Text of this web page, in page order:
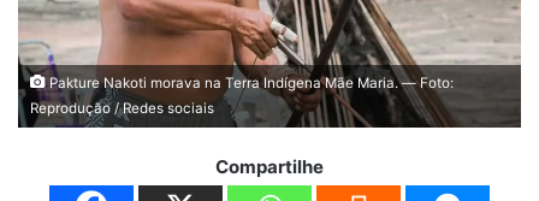
Pakture Nakoti morava na Terra Indígena Mãe Maria. — Foto:
Reprodução / Redes sociais
Compartilhe